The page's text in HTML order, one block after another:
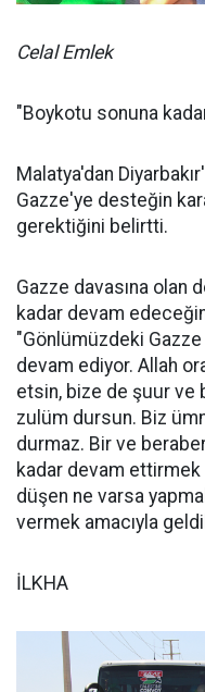
Celal Emlek
"Boykotu sonuna
Malatya'dan
Gazze'ye desteğin
gerektiğini belirtti.
Gazze davasına olan
kadar devam
"Gönlümüzdeki
devam ediyor. Allah
etsin, bize de şuur ve
zulüm dursun. Biz
durmaz. Bir ve
kadar devam
düşen ne varsa
vermek amacıyla
İLKHA